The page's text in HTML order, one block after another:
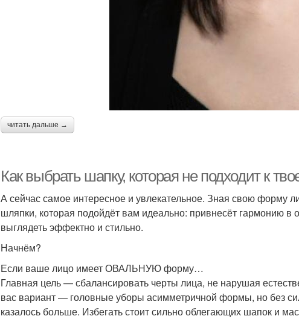
читать дальше →
Как выбрать шапку, которая не подходит к
А сейчас самое интересное и увлекательное. Зная свою форму
шляпки, которая подойдёт вам идеально: привнесёт гармонию в
выглядеть эффектно и стильно.
Начнём?
Если ваше лицо имеет ОВАЛЬНУЮ форму…
Главная цель — сбалансировать черты лица, не нарушая
вас вариант — головные уборы асимметричной формы, но без
казалось больше. Избегать стоит сильно облегающих шапок и